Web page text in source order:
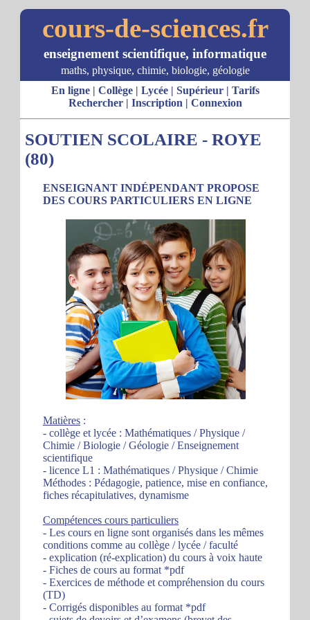
cours-de-sciences.fr
enseignement scientifique, informatique
maths, physique, chimie, biologie, géologie
En ligne| Collège| Lycée| Supérieur| Tarifs
Rechercher| Inscription | Connexion
SOUTIEN SCOLAIRE - ROYE
(80)
ENSEIGNANT INDÉPENDANT PROPOSE
DES COURS PARTICULIERS EN LIGNE
Matières :
- collège et lycée : Mathématiques / Physique /
Chimie / Biologie / Géologie / Enseignement
scientifique
- licence L1 : Mathématiques / Physique / Chimie
Méthodes : Pédagogie, patience, mise en confiance,
fiches récapitulatives, dynamisme
Compétences cours particuliers
- Les cours en ligne sont organisés dans les mêmes
conditions comme au collège / lycée / faculté
- explication (ré-explication) du cours à voix haute
- Fiches de cours au format *pdf
- Exercices de méthode et compréhension du cours
(TD)
- Corrigés disponibles au format *pdf